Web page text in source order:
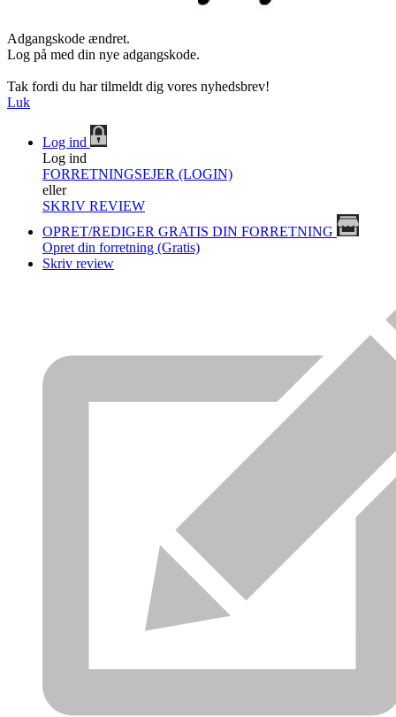
Adgangskode ændret.
Log på med din nye adgangskode.
Tak fordi du har tilmeldt dig vores nyhedsbrev!
Luk
Log ind
Log ind
FORRETNINGSEJER (LOGIN)
eller
SKRIV REVIEW
OPRET/REDIGER GRATIS DIN FORRETNING
Opret din forretning (Gratis)
Skriv review